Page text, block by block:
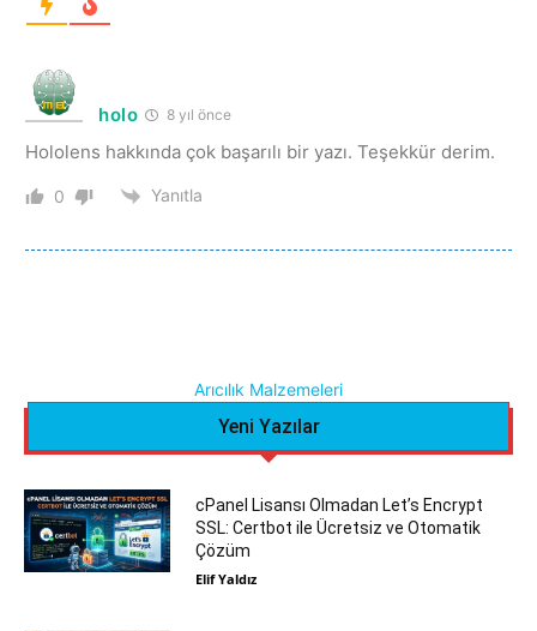
holo 8 yıl önce
Hololens hakkında çok başarılı bir yazı. Teşekkür derim.
0 Yanıtla
Arıcılık Malzemeleri
Yeni Yazılar
cPanel Lisansı Olmadan Let’s Encrypt
SSL: Certbot ile Ücretsiz ve Otomatik
Çözüm
Elif Yaldız